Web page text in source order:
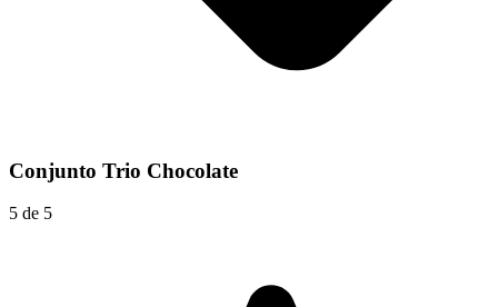
Conjunto Trio Chocolate
5 de 5